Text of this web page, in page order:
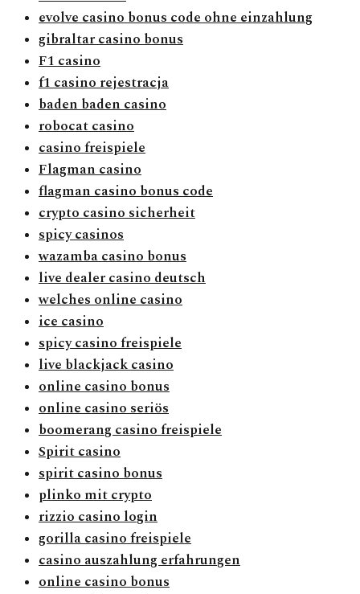
evolve casino bonus code ohne einzahlung
gibraltar casino bonus
F1 casino
f1 casino rejestracja
baden baden casino
robocat casino
casino freispiele
Flagman casino
flagman casino bonus code
crypto casino sicherheit
spicy casinos
wazamba casino bonus
live dealer casino deutsch
welches online casino
ice casino
spicy casino freispiele
live blackjack casino
online casino bonus
online casino seriös
boomerang casino freispiele
Spirit casino
spirit casino bonus
plinko mit crypto
rizzio casino login
gorilla casino freispiele
casino auszahlung erfahrungen
online casino bonus